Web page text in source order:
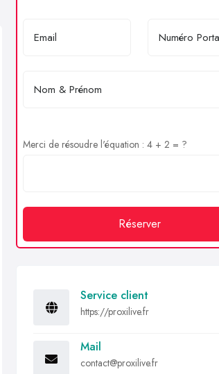
Merci de résoudre l'équation : 4 + 2 = ?
Réserver
Service client
https://proxilive.fr
Mail
contact@proxilive.fr